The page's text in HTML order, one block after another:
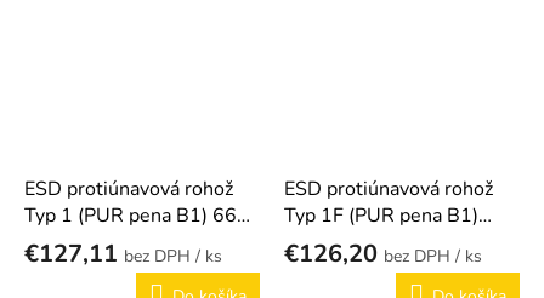
ESD protiúnavová rohož
Typ 1 (PUR pena B1) 660
× 960 mm
€127,11
/ ks
ESD protiúnavová rohož
Typ 1F (PUR pena B1)
(rozmery podľa želania
zákazníka)
€126,20
/ ks